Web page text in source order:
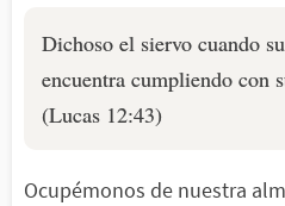
Dichoso el siervo cuando
encuentra cumpliendo con
(Lucas 12:43)
Ocupémonos de nuestra